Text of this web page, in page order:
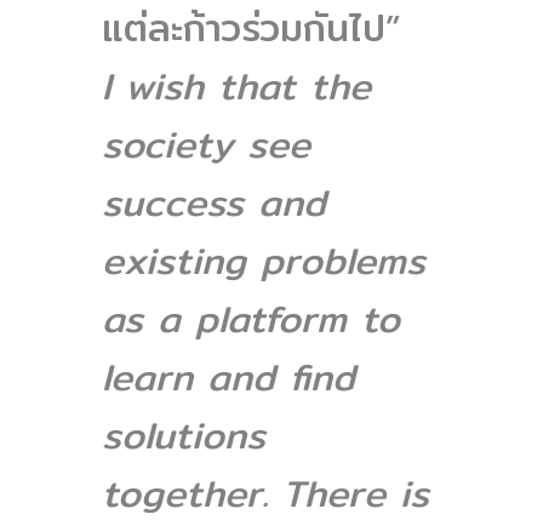
แต่ละก้าวร่วมกันไป”
I wish that the
society see
success and
existing problems
as a platform to
learn and find
solutions
together. There is